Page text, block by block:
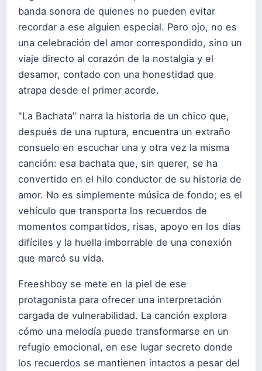
banda sonora de quienes no pueden evitar
recordar a ese alguien especial. Pero ojo, no es
una celebración del amor correspondido, sino un
viaje directo al corazón de la nostalgia y el
desamor, contado con una honestidad que
atrapa desde el primer acorde.
"La Bachata" narra la historia de un chico que,
después de una ruptura, encuentra un extraño
consuelo en escuchar una y otra vez la misma
canción: esa bachata que, sin querer, se ha
convertido en el hilo conductor de su historia de
amor. No es simplemente música de fondo; es el
vehículo que transporta los recuerdos de
momentos compartidos, risas, apoyo en los días
difíciles y la huella imborrable de una conexión
que marcó su vida.
Freeshboy se mete en la piel de ese
protagonista para ofrecer una interpretación
cargada de vulnerabilidad. La canción explora
cómo una melodía puede transformarse en un
refugio emocional, en ese lugar secreto donde
los recuerdos se mantienen intactos a pesar del